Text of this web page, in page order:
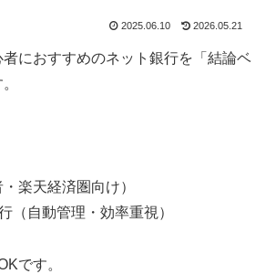
2025.06.10 2026.05.21
におすすめのネット銀行を「結論ベ
楽天経済圏向け）
（自動管理・効率重視）
です。